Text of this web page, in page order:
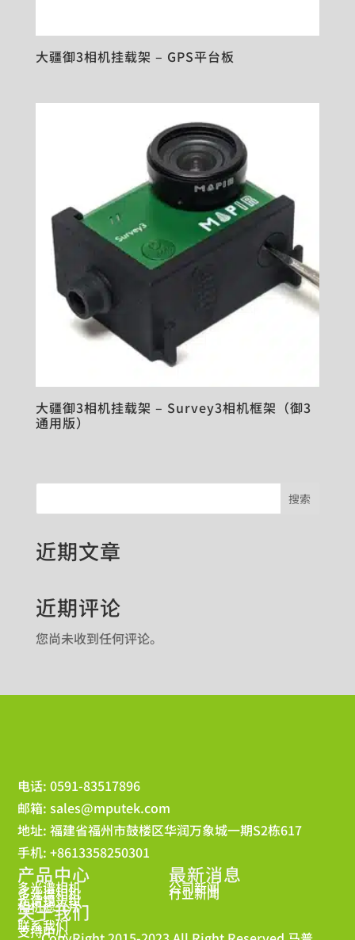
大疆御3相机挂载架 – GPS平台板
大疆御3相机挂载架 – Survey3相机框架（御3
通用版）
搜索
近期文章
近期评论
您尚未收到任何评论。
电话: 0591-83517896
邮箱:sales@mputek.com
地址: 福建省福州市鼓楼区华润万象城一期S2栋617
手机: +8613358250301
产品中心
多光谱相机
多光谱相机
光谱镜头组
相机滤光片
最新消息
公司新闻
行业新闻
关于我们
联系我们
支持中心